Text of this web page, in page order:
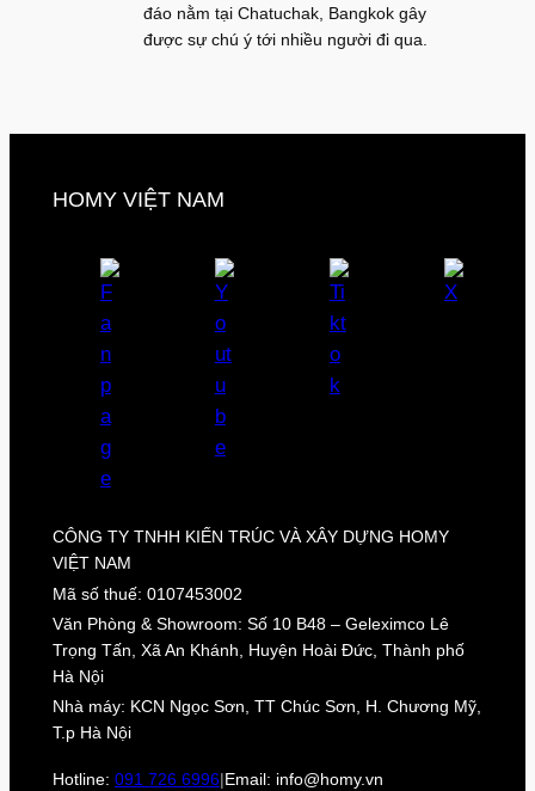
đáo nằm tại Chatuchak, Bangkok gây
được sự chú ý tới nhiều người đi qua.
HOMY VIỆT NAM
CÔNG TY TNHH KIẾN TRÚC VÀ XÂY DỰNG HOMY
VIỆT NAM
Mã số thuế: 0107453002
Văn Phòng & Showroom: Số 10 B48 – Geleximco Lê
Trọng Tấn, Xã An Khánh, Huyện Hoài Đức, Thành phố
Hà Nội
Nhà máy: KCN Ngọc Sơn, TT Chúc Sơn, H. Chương Mỹ,
T.p Hà Nội
Hotline: 091 726 6996|Email: info@homy.vn